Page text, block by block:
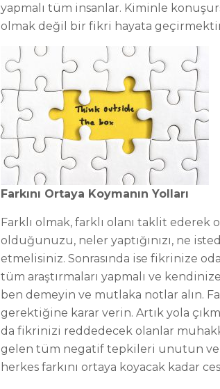
yapmalı tüm insanlar. Kiminle
olmak değil bir fikri hayata
Farkını Ortaya Koymanın Yolları
Farklı olmak, farklı olanı taklit
olduğunuzu, neler yaptığınızı, ne
etmelisiniz. Sonrasında ise fikrinize
tüm araştırmaları yapmalı ve
ben demeyin ve mutlaka notlar alın.
gerektiğine karar verin. Artık yola
da fikrinizi reddedecek olanlar
gelen tüm negatif tepkileri unutun ve
herkes farkını ortaya koyacak kadar